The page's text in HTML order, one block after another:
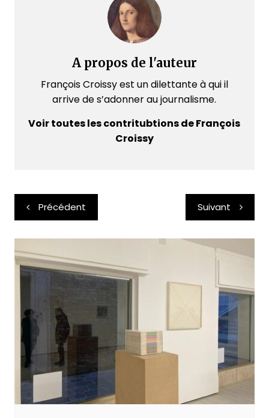
A propos de l'auteur
François Croissy est un dilettante à qui il
arrive de s’adonner au journalisme.
Voir toutes les contritubtions de François
Croissy
Navigation
de
l’article
Précédent Suivant